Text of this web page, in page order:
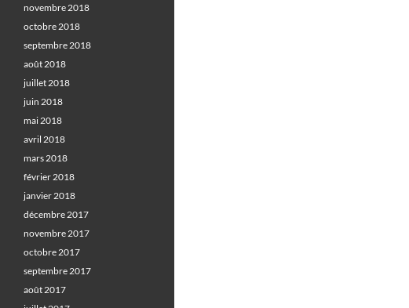
novembre 2018
octobre 2018
septembre 2018
août 2018
juillet 2018
juin 2018
mai 2018
avril 2018
mars 2018
février 2018
janvier 2018
décembre 2017
novembre 2017
octobre 2017
septembre 2017
août 2017